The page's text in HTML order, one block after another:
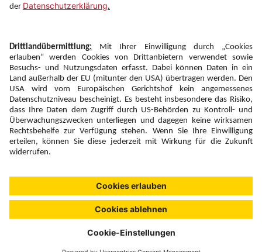
Newsletter:
Anmelden
Fairness und
Unsere Inhalte: Standards und
Meldung
Copyright © 2026 DERTOUR Austria GmbH